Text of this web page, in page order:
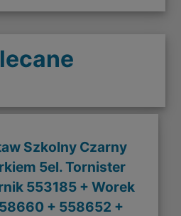
Szkolny Czarny
5el. Tornister
553185 + Worek
+ 558652 +